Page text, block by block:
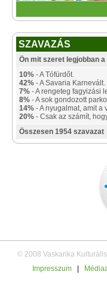
SZAVAZÁS
Ön mit szeret legjobban
10% - A Tófürdőt.
42% - A Savaria Karnevált.
7% - A rengeteg fagyizási
8% - A sok gondozott
14% - A nyugalmat, amit a
20% - Csak az számít,
Összesen 1954 szavazat
© 2008 Vaskarika
Impresszum